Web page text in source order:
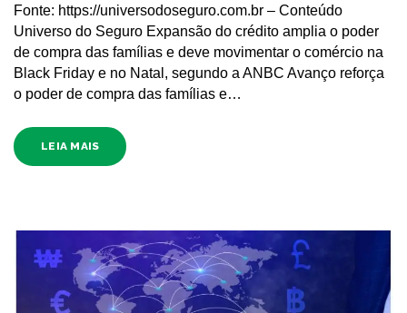
Fonte: https://universodoseguro.com.br – Conteúdo
Universo do Seguro Expansão do crédito amplia o poder
de compra das famílias e deve movimentar o comércio na
Black Friday e no Natal, segundo a ANBC Avanço reforça
o poder de compra das famílias e…
LEIA MAIS